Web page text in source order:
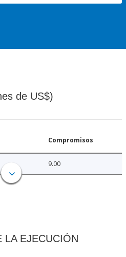
de US$)
Compromisos
9.00
LA EJECUCIÓN